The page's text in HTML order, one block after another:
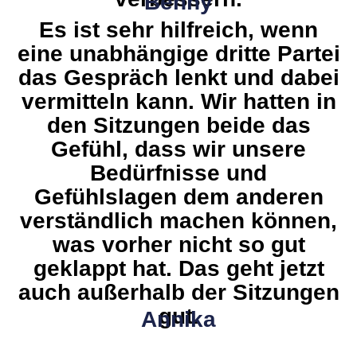
Es ist sehr hilfreich, wenn
eine unabhängige dritte Partei
das Gespräch lenkt und dabei
vermitteln kann. Wir hatten in
den Sitzungen beide das
Gefühl, dass wir unsere
Bedürfnisse und
Gefühlslagen dem anderen
verständlich machen können,
was vorher nicht so gut
geklappt hat. Das geht jetzt
auch außerhalb der Sitzungen
gut.
Annika